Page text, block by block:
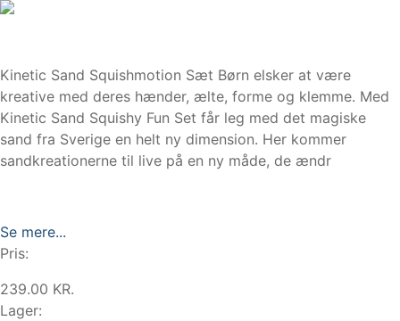
Kinetic Sand Squishmotion Sæt Børn elsker at være
kreative med deres hænder, ælte, forme og klemme. Med
Kinetic Sand Squishy Fun Set får leg med det magiske
sand fra Sverige en helt ny dimension. Her kommer
sandkreationerne til live på en ny måde, de ændr
Se mere...
Pris:
239.00 KR.
Lager: